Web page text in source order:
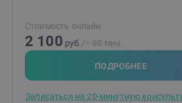
Стоимость онлайн
2 100 руб. /≈ 60 мин.
ПОДРОБНЕЕ
Записаться на 20-минутную